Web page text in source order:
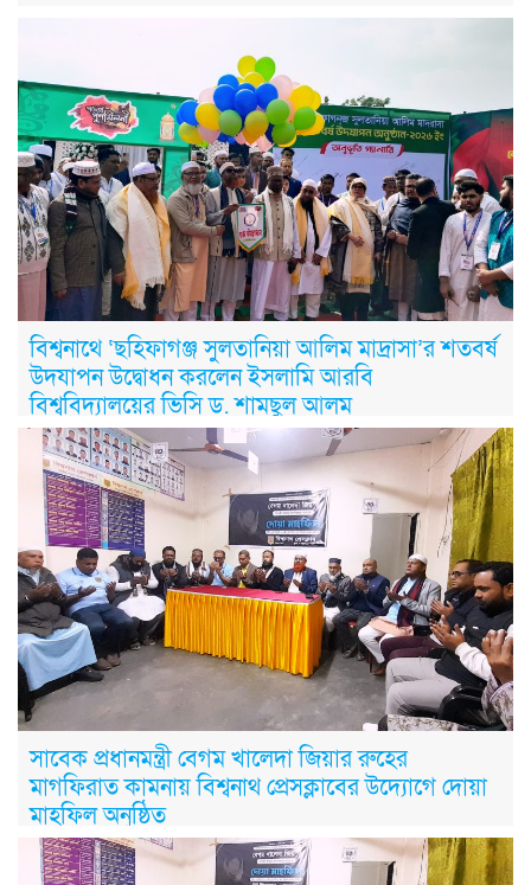
বিশ্বনাথে ‘ছহিফাগঞ্জ সুলতানিয়া আলিম মাদ্রাসা’র শতবর্ষ
উদযাপন উদ্বোধন করলেন ইসলামি আরবি
বিশ্ববিদ্যালয়ের ভিসি ড. শামছুল আলম
সাবেক প্রধানমন্ত্রী বেগম খালেদা জিয়ার রুহের
মাগফিরাত কামনায় বিশ্বনাথ প্রেসক্লাবের উদ্যোগে দোয়া
মাহফিল অনুষ্ঠিত